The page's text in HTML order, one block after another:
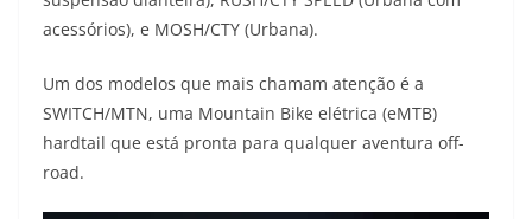
acessórios), e MOSH/CTY (Urbana).
Um dos modelos que mais chamam atenção é a
SWITCH/MTN, uma Mountain Bike elétrica (eMTB)
hardtail que está pronta para qualquer aventura off-
road.